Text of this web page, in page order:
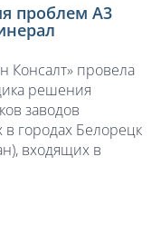
проблем А3
Консалт» провела
решения
заводов
городах Белорецк
входящих в